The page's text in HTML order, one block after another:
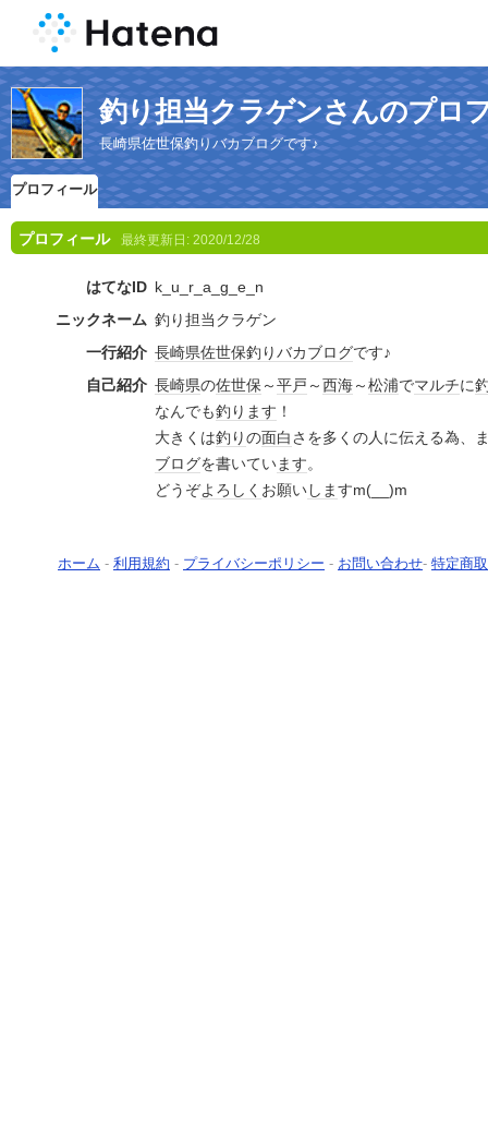
釣り担当クラゲンさんのプロ
長崎県佐世保釣りバカブログです♪
プロフィール
プロフィール 最終更新日: 2020/12/28
はてなID k_u_r_a_g_e_n
ニックネーム 釣り担当クラゲン
一行紹介 長崎県佐世保釣りバカブログです♪
自己紹介 長崎県の佐世保～平戸 ～西海～松浦でマルチに
なんでも釣り ます ！
大きくは釣りの面白さを多くの人に伝える為、
ブログを書いています。
どうぞよろしく お願いしますm(__)m
ホーム - 利用規約 - プライバシーポリシー - お問い合わせ- 特定商